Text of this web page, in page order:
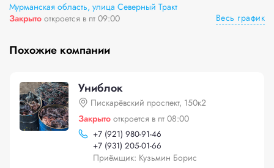
Мурманская область, улица Северный Тракт
Закрыто откроется в пт 09:00 Весь график
Похожие компании
Униблок
Пискарёвский проспект, 150к2
Закрыто откроется в пт 08:00
+7 (921) 980-91-46
+7 (931) 205-01-66
Приёмщик: Кузьмин Борис